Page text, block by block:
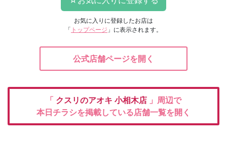
お気に入りに登録したお店は
「 トップページ 」に表示されます。
公式店舗ページを開く
「 クスリのアオキ 小相木店 」周辺で
本日チラシを掲載している店舗一覧を開く